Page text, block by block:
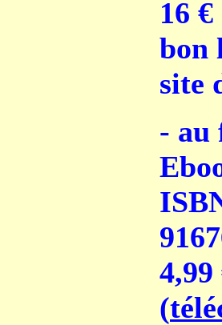
16 €
bon
site
- au
4,99
(